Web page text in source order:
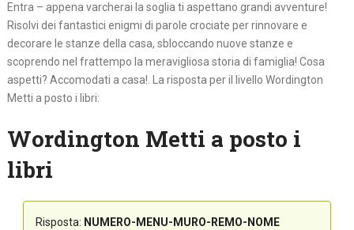
Entra – appena varcherai la soglia ti aspettano grandi avventure!
Risolvi dei fantastici enigmi di parole crociate per rinnovare e
decorare le stanze della casa, sbloccando nuove stanze e
scoprendo nel frattempo la meravigliosa storia di famiglia! Cosa
aspetti? Accomodati a casa!. La risposta per il livello Wordington
Metti a posto i libri:
Wordington Metti a posto i
libri
Risposta: NUMERO-MENU-MURO-REMO-NOME